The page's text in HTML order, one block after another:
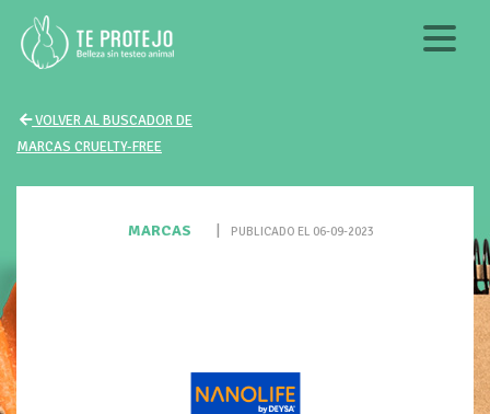
VOLVER AL BUSCADOR DE
MARCAS CRUELTY-FREE
MARCAS PUBLICADO EL 06-09-2023